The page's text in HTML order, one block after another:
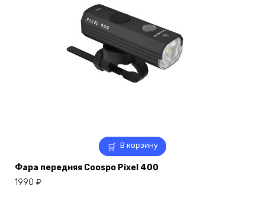
В корзину
Фара передняя Coospo Pixel 400
1990 ₽